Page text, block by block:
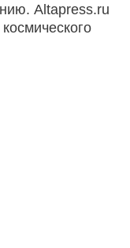
Altapress.ru